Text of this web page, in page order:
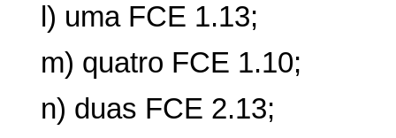
l) uma FCE 1.13;
m) quatro FCE 1.10;
n) duas FCE 2.13;